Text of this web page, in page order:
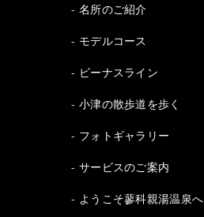
名所のご紹介
モデルコース
ビーナスライン
小津の散歩道を歩く
フォトギャラリー
サービスのご案内
ようこそ蓼科親湯温泉へ